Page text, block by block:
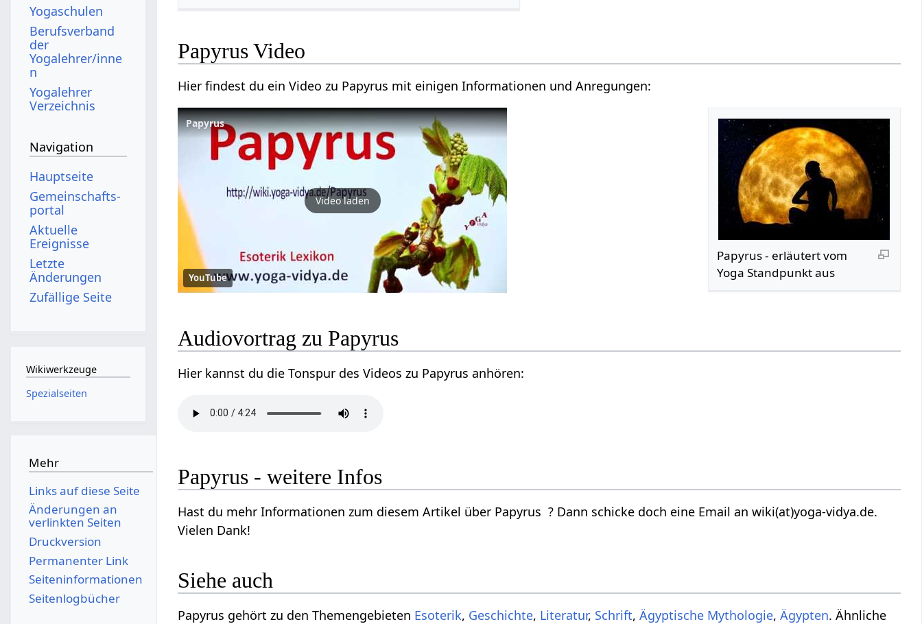
Papyrus Video
Hier findest du ein Video zu Papyrus mit einigen Informationen und Anregungen:
Papyrus
Video laden
YouTube
Papyrus - erläutert vom
Yoga Standpunkt aus
Audiovortrag zu Papyrus
Hier kannst du die Tonspur des Videos zu Papyrus anhören:
Papyrus - weitere Infos
Hast du mehr Informationen zum diesem Artikel über Papyrus ? Dann schicke doch eine Email an wiki(at)yoga-vidya.de.
Vielen Dank!
Siehe auch
Papyrus gehört zu den Themengebieten Esoterik, Geschichte, Literatur, Schrift,Ägyptische Mythologie,Ägypten. Ähnliche
Yogaschulen
Berufsverband
der
Yogalehrer/inne
n
Yogalehrer
Verzeichnis
Navigation
Hauptseite
Gemeinschafts­
portal
Aktuelle
Ereignisse
Letzte
Änderungen
Zufällige Seite
Wikiwerkzeuge
Spezialseiten
Mehr
Links auf diese Seite
Änderungen an
verlinkten Seiten
Druckversion
Permanenter Link
Seiten­­informationen
Seitenlogbücher